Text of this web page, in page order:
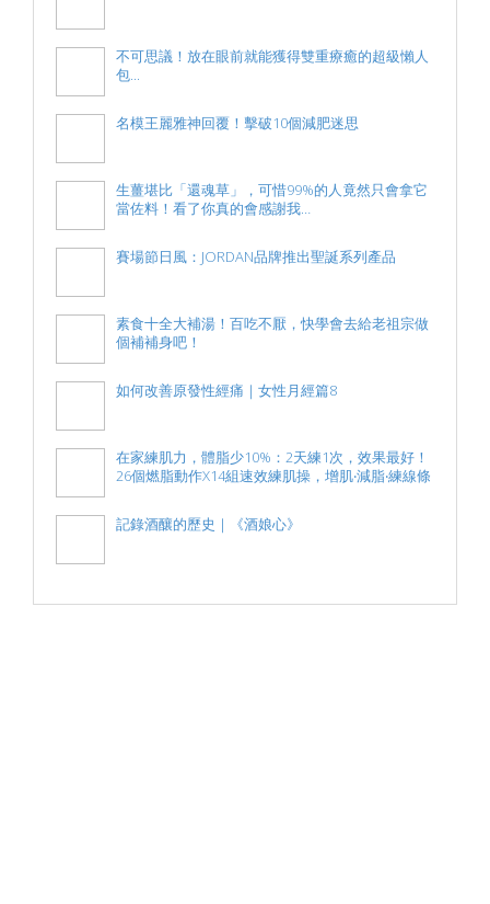
不可思議！放在眼前就能獲得雙重療癒的超級懶人
包...
名模王麗雅神回覆！擊破10個減肥迷思
生薑堪比「還魂草」，可惜99%的人竟然只會拿它
當佐料！看了你真的會感謝我…
賽場節日風：JORDAN品牌推出聖誕系列產品
素食十全大補湯！百吃不厭，快學會去給老祖宗做
個補補身吧！
如何改善原發性經痛｜女性月經篇8
在家練肌力，體脂少10%：2天練1次，效果最好！
26個燃脂動作X14組速效練肌操，增肌‧減脂‧練線條
記錄酒釀的歷史｜《酒娘心》